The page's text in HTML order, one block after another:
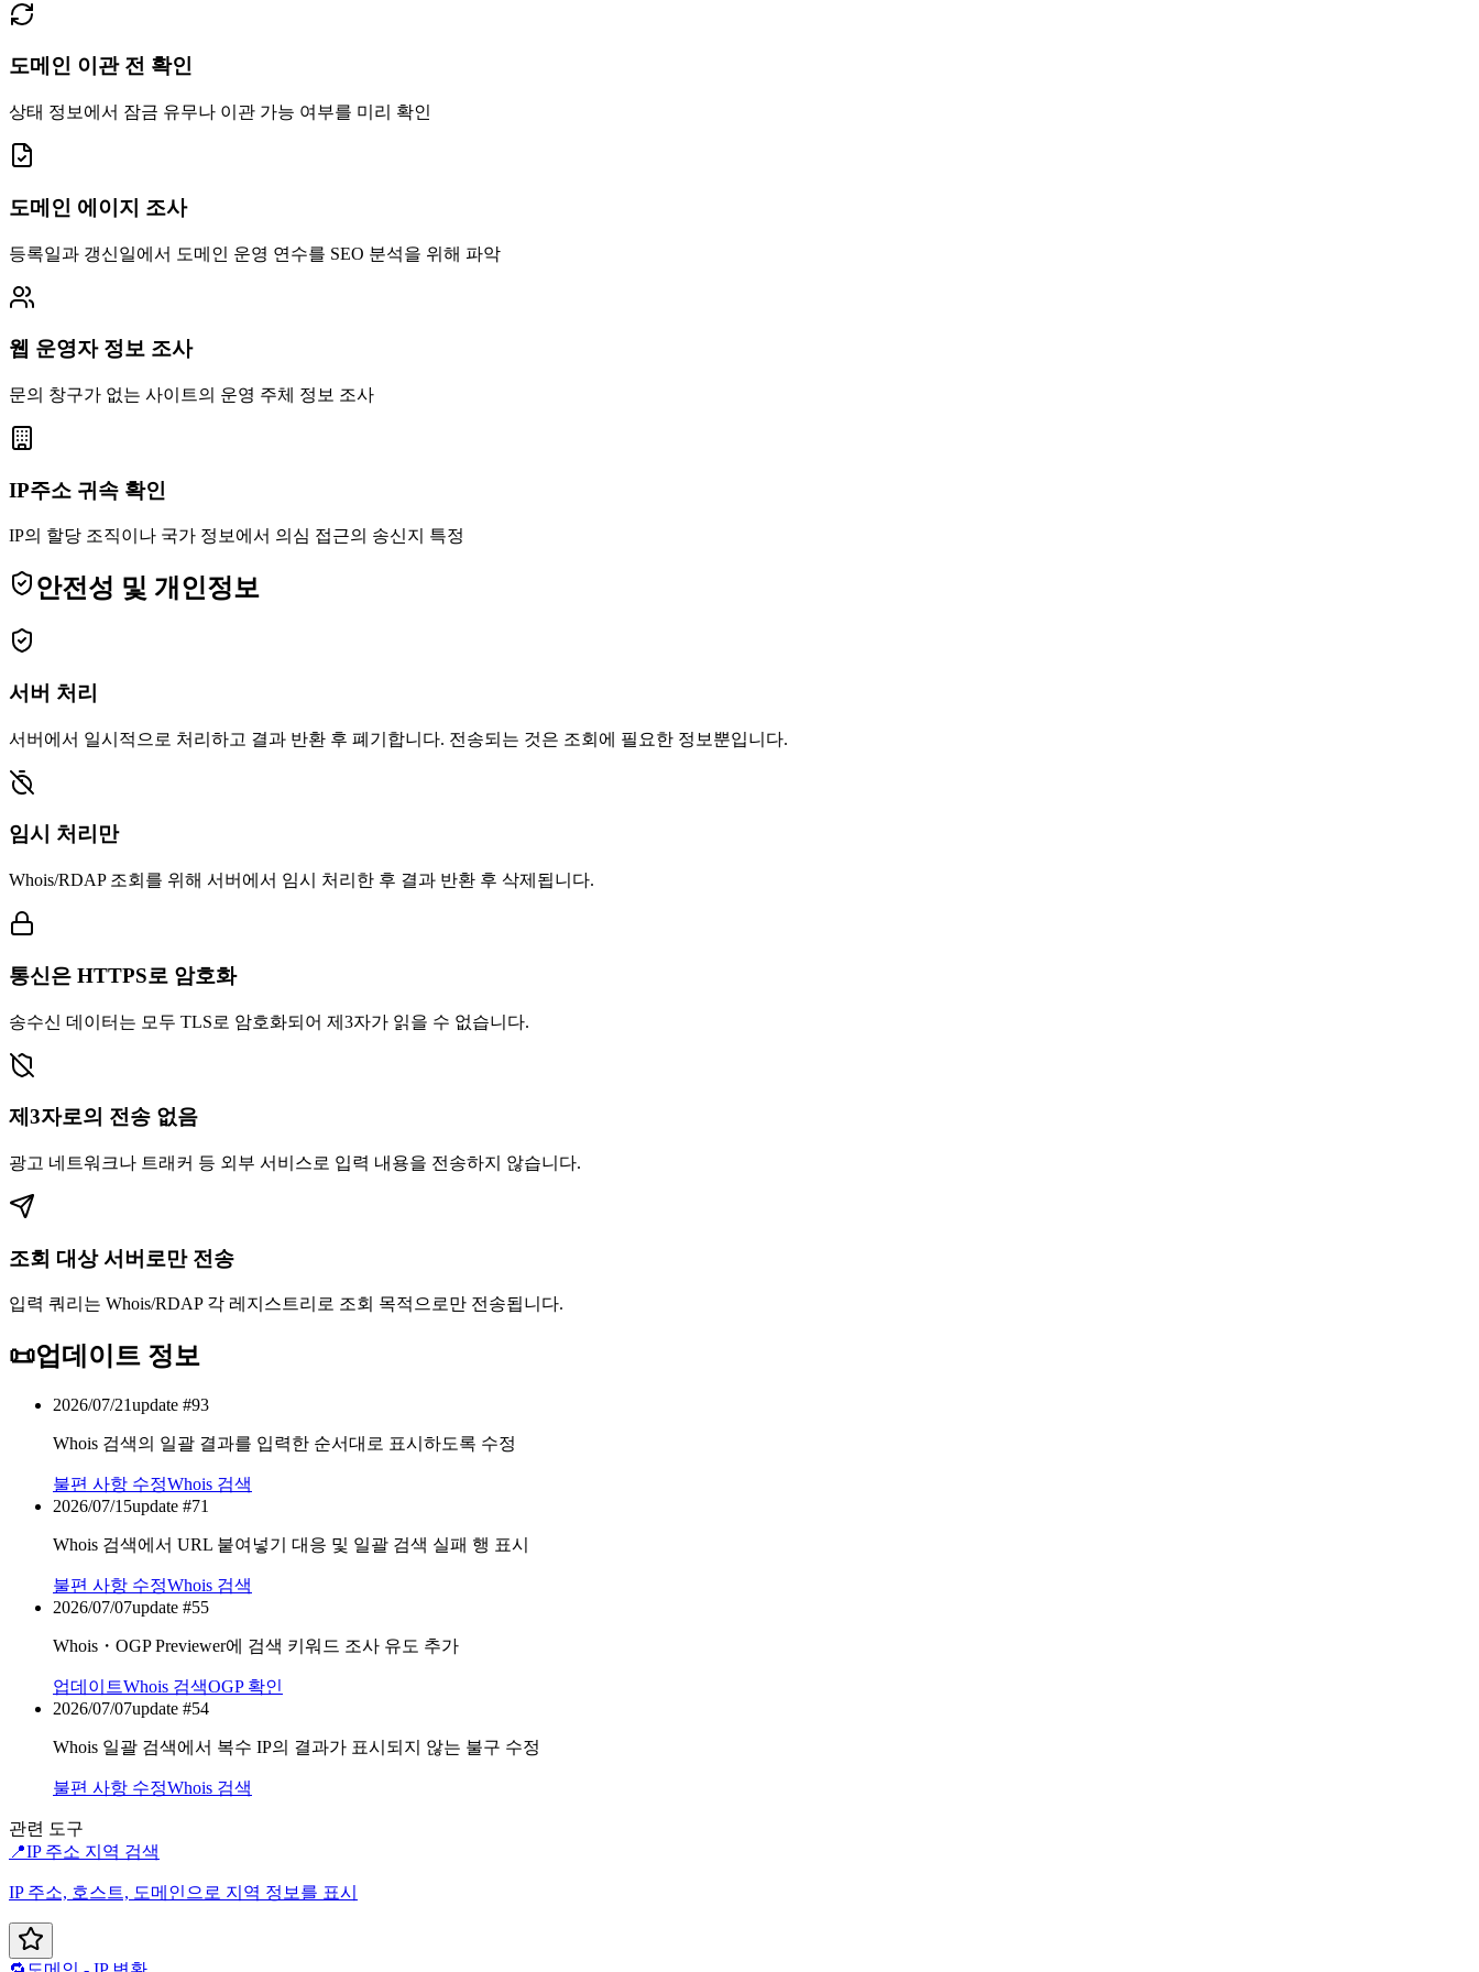
도메인 이관 전 확인
상태 정보에서 잠금 유무나 이관 가능 여부를 미리 확인
도메인 에이지 조사
등록일과 갱신일에서 도메인 운영 연수를 SEO 분석을 위해 파악
웹 운영자 정보 조사
문의 창구가 없는 사이트의 운영 주체 정보 조사
IP주소 귀속 확인
IP의 할당 조직이나 국가 정보에서 의심 접근의 송신지 특정
안전성 및 개인정보
서버 처리
서버에서 일시적으로 처리하고 결과 반환 후 폐기합니다. 전송되는 것은 조회에 필요한 정보뿐입니다.
임시 처리만
Whois/RDAP 조회를 위해 서버에서 임시 처리한 후 결과 반환 후 삭제됩니다.
통신은 HTTPS로 암호화
송수신 데이터는 모두 TLS로 암호화되어 제3자가 읽을 수 없습니다.
제3자로의 전송 없음
광고 네트워크나 트래커 등 외부 서비스로 입력 내용을 전송하지 않습니다.
조회 대상 서버로만 전송
입력 쿼리는 Whois/RDAP 각 레지스트리로 조회 목적으로만 전송됩니다.
📜업데이트 정보
2026/07/21update #93
Whois 검색의 일괄 결과를 입력한 순서대로 표시하도록 수정
불편 사항 수정Whois 검색
2026/07/15update #71
Whois 검색에서 URL 붙여넣기 대응 및 일괄 검색 실패 행 표시
불편 사항 수정Whois 검색
2026/07/07update #55
Whois・OGP Previewer에 검색 키워드 조사 유도 추가
업데이트Whois 검색OGP 확인
2026/07/07update #54
Whois 일괄 검색에서 복수 IP의 결과가 표시되지 않는 불구 수정
불편 사항 수정Whois 검색
관련 도구
📍IP 주소 지역 검색
IP 주소, 호스트, 도메인으로 지역 정보를 표시